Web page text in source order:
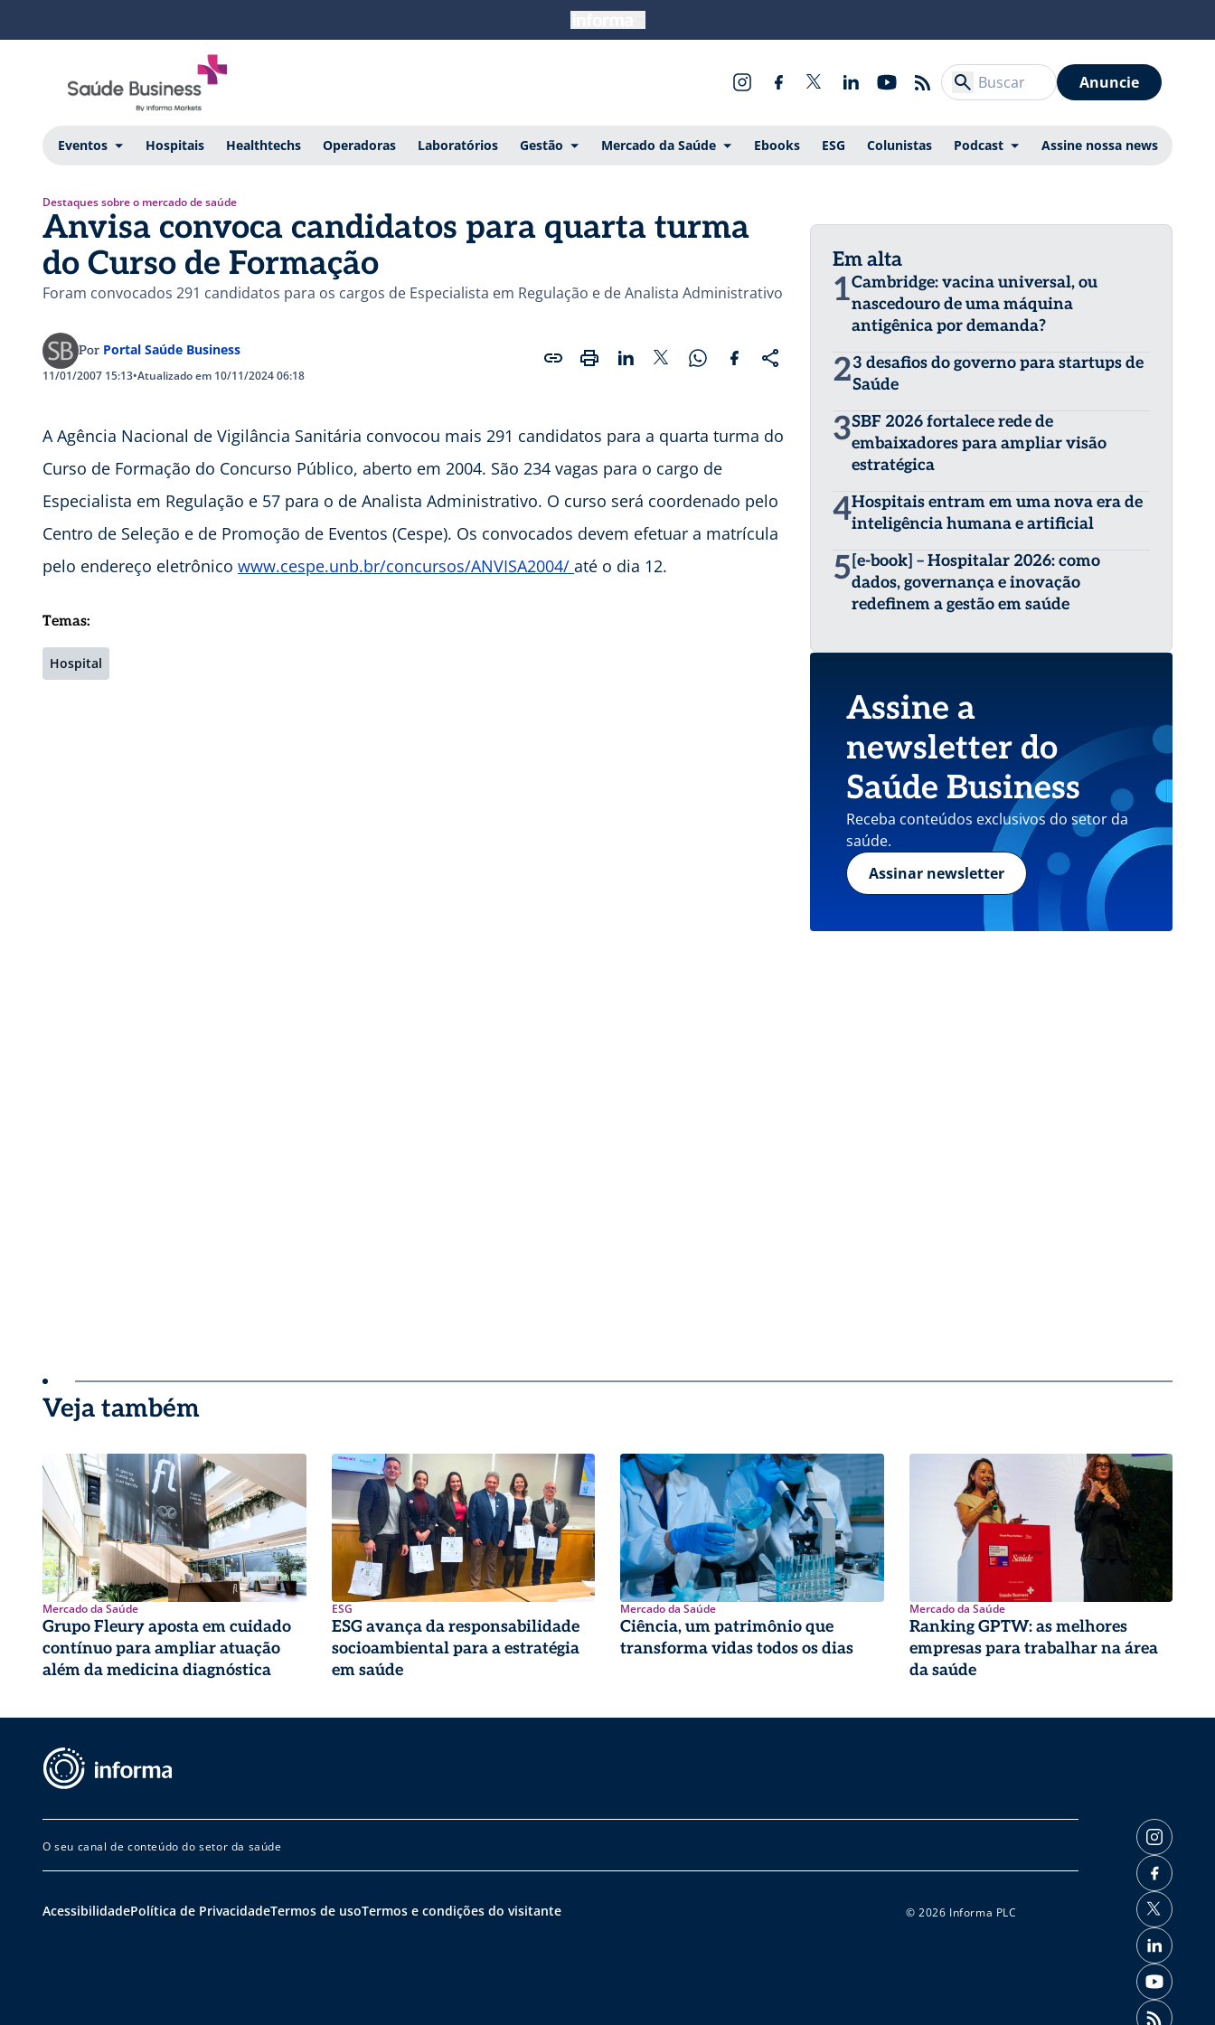
Anuncie
Eventos Hospitais Healthtechs Operadoras Laboratórios Gestão Mercado da Saúde Ebooks ESG Colunistas Podcast Assine nossa news
Destaques sobre o mercado de saúde
Anvisa convoca candidatos para quarta turma
do Curso de Formação
Foram convocados 291 candidatos para os cargos de Especialista em Regulação e de Analista Administrativo
Por Portal Saúde Business
11/01/2007 15:13•Atualizado em 10/11/2024 06:18
A Agência Nacional de Vigilância Sanitária convocou mais 291 candidatos para a quarta turma do
Curso de Formação do Concurso Público, aberto em 2004. São 234 vagas para o cargo de
Especialista em Regulação e 57 para o de Analista Administrativo. O curso será coordenado pelo
Centro de Seleção e de Promoção de Eventos (Cespe). Os convocados devem efetuar a matrícula
pelo endereço eletrônico www.cespe.unb.br/concursos/ANVISA2004/ até o dia 12.
Temas:
Hospital
Em alta
1Cambridge: vacina universal, ou
nascedouro de uma máquina
antigênica por demanda?
23 desafios do governo para startups de
Saúde
3SBF 2026 fortalece rede de
embaixadores para ampliar visão
estratégica
4Hospitais entram em uma nova era de
inteligência humana e artificial
5 [e-book] – Hospitalar 2026: como
dados, governança e inovação
redefinem a gestão em saúde
Assine a
newsletter do
Saúde Business
Receba conteúdos exclusivos do setor da
saúde.
Assinar newsletter
Veja também
Mercado da Saúde
Grupo Fleury aposta em cuidado
contínuo para ampliar atuação
além da medicina diagnóstica
ESG
ESG avança da responsabilidade
socioambiental para a estratégia
em saúde
Mercado da Saúde
Ciência, um patrimônio que
transforma vidas todos os dias
Mercado da Saúde
Ranking GPTW: as melhores
empresas para trabalhar na área
da saúde
O seu canal de conteúdo do setor da saúde
AcessibilidadePolítica de PrivacidadeTermos de usoTermos e condições do visitante © 2026 Informa PLC